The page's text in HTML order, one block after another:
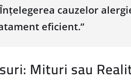
cauzelor
eficient.”
Mituri sau